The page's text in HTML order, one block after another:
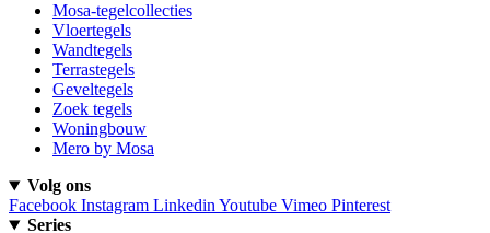
Mosa-tegelcollecties
Vloertegels
Wandtegels
Terrastegels
Geveltegels
Zoek tegels
Woningbouw
Mero by Mosa
Volg ons
Facebook Instagram Linkedin Youtube Vimeo Pinterest
Series